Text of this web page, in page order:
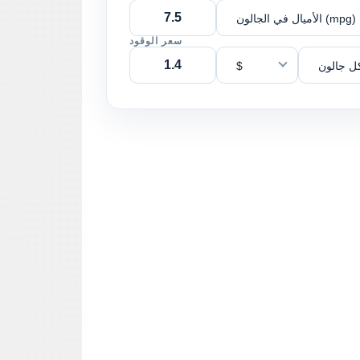
الأميال في الجالون (mpg)
سعر الوقود
$ جالون